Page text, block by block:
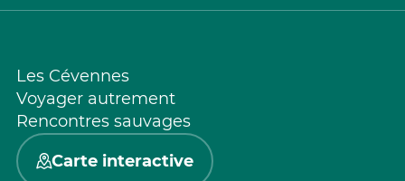
Les Cévennes
Voyager autrement
Rencontres sauvages
Carte interactive